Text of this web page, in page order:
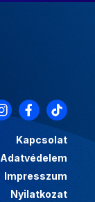
Kapcsolat
Adatvédelem
Impresszum
Nyilatkozat